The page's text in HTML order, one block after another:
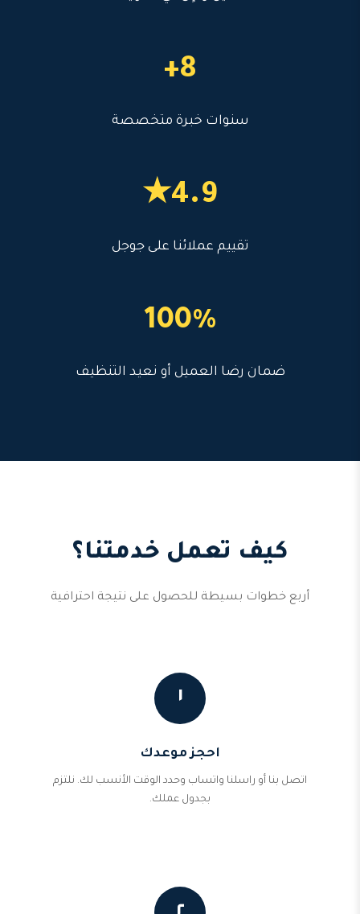
8+
سنوات خبرة متخصصة
4.9★
تقييم عملائنا على جوجل
100%
ضمان رضا العميل أو نعيد التنظيف
كيف تعمل خدمتنا؟
أربع خطوات بسيطة للحصول على نتيجة احترافية
١
احجز موعدك
اتصل بنا أو راسلنا واتساب وحدد الوقت الأنسب لك. نلتزم
بجدول عملك.